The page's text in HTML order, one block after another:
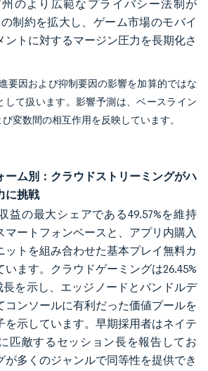
のより広範なプライバシー法制が
制約を拡大し、ゲーム市場のモバイ
ントに対するマージン圧力を長期化さ
要因および抑制要因の影響を加算的ではな
して扱います。影響予測は、ベースライン
変数間の相互作用を反映しています。
ーム別：クラウドストリーミングがハ
に挑戦
益の最大シェアである49.57%を維持
マートフォンベースと、アプリ内購入
ットを組み合わせた基本プレイ無料カ
います。クラウドゲーミングは26.45%
長を示し、エッジノードとバンドルデ
コンソールに有利だった価値プールを
を示しています。早期採用者はネイテ
匹敵するセッション長を報告してお
が多くのジャンルで同等性を提供でき